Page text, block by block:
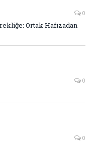
0
Ortak Hafızadan
0
0